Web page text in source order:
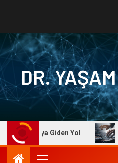
DR.
Giden Yol 🎯